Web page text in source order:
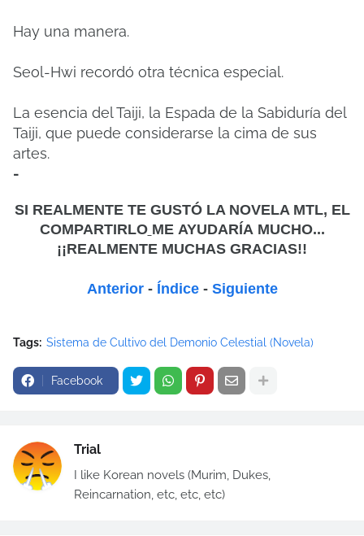
Hay una manera.
Seol-Hwi recordó otra técnica especial.
La esencia del Taiji, la Espada de la Sabiduría del
Taiji, que puede considerarse la cima de sus
artes.
-
SI REALMENTE TE GUSTÓ LA NOVELA MTL, EL
COMPARTIRLO ME AYUDARÍA MUCHO...
¡¡REALMENTE MUCHAS GRACIAS!!
Anterior - Índice - Siguiente
Tags: Sistema de Cultivo del Demonio Celestial (Novela)
Facebook
Trial
I like Korean novels (Murim, Dukes,
Reincarnation, etc, etc, etc)